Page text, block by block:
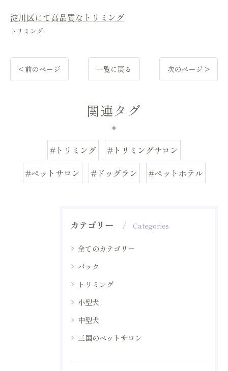
淀川区にて高品質なトリミング
トリミング
< 前のページ 一覧に戻る 次のページ >
関連タグ
#トリミング
#トリミングサロン
#ペットサロン
#ドッグラン #ペットホテル
カテゴリー Categories
全てのカテゴリー
パック
トリミング
小型犬
中型犬
三国のペットサロン